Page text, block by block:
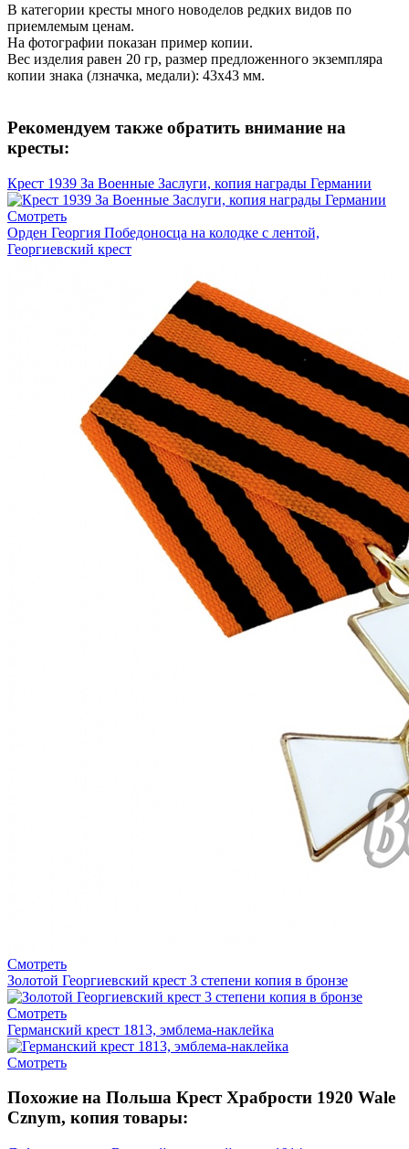
В категории кресты много новоделов редких видов по
приемлемым ценам.
На фотографии показан пример копии.
Вес изделия равен 20 гр, размер предложенного экземпляра
копии знака (лзначка, медали): 43х43 мм.
Рекомендуем также обратить внимание на
кресты:
Крест 1939 За Военные Заслуги, копия награды Германии
Смотреть
Орден Георгия Победоносца на колодке с лентой,
Георгиевский крест
Смотреть
Золотой Георгиевский крест 3 степени копия в бронзе
Смотреть
Германский крест 1813, эмблема-наклейка
Смотреть
Похожие на Польша Крест Храбрости 1920 Wale
Cznym, копия товары: